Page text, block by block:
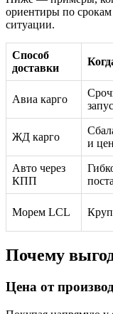
ориентиры по
ситуации.
Способ
доставки
Авиа карго
ЖД карго
и
Авто через
КПП
Морем LCL
Почему
Цена от